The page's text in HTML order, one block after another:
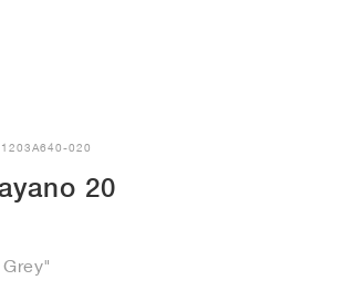
1203A640-020
20